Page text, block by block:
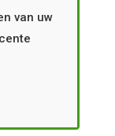
van uw